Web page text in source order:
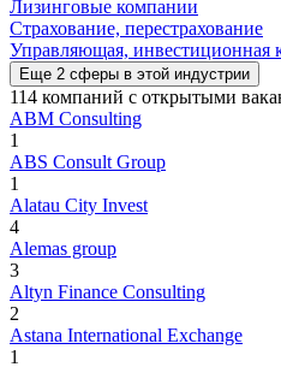
Лизинговые компании
Страхование, перестрахование
Управляющая, инвестиционная
Еще 2 сферы в этой индустрии
114 компаний с открытыми
ABM Consulting
1
ABS Consult Group
1
Alatau City Invest
4
Alemas group
3
Altyn Finance Consulting
2
Astana International Exchange
1